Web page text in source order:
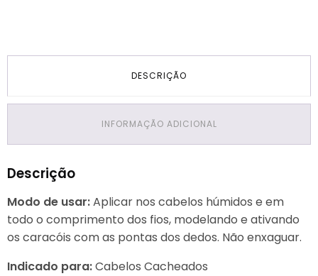
DESCRIÇÃO
INFORMAÇÃO ADICIONAL
Descrição
Modo de usar:Aplicar nos cabelos húmidos e em
todo o comprimento dos fios, modelando e ativando
os caracóis com as pontas dos dedos. Não enxaguar.
Indicado para:Cabelos Cacheados